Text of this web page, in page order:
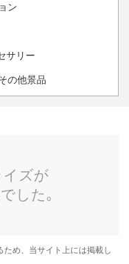
ン
サリー
の他景品